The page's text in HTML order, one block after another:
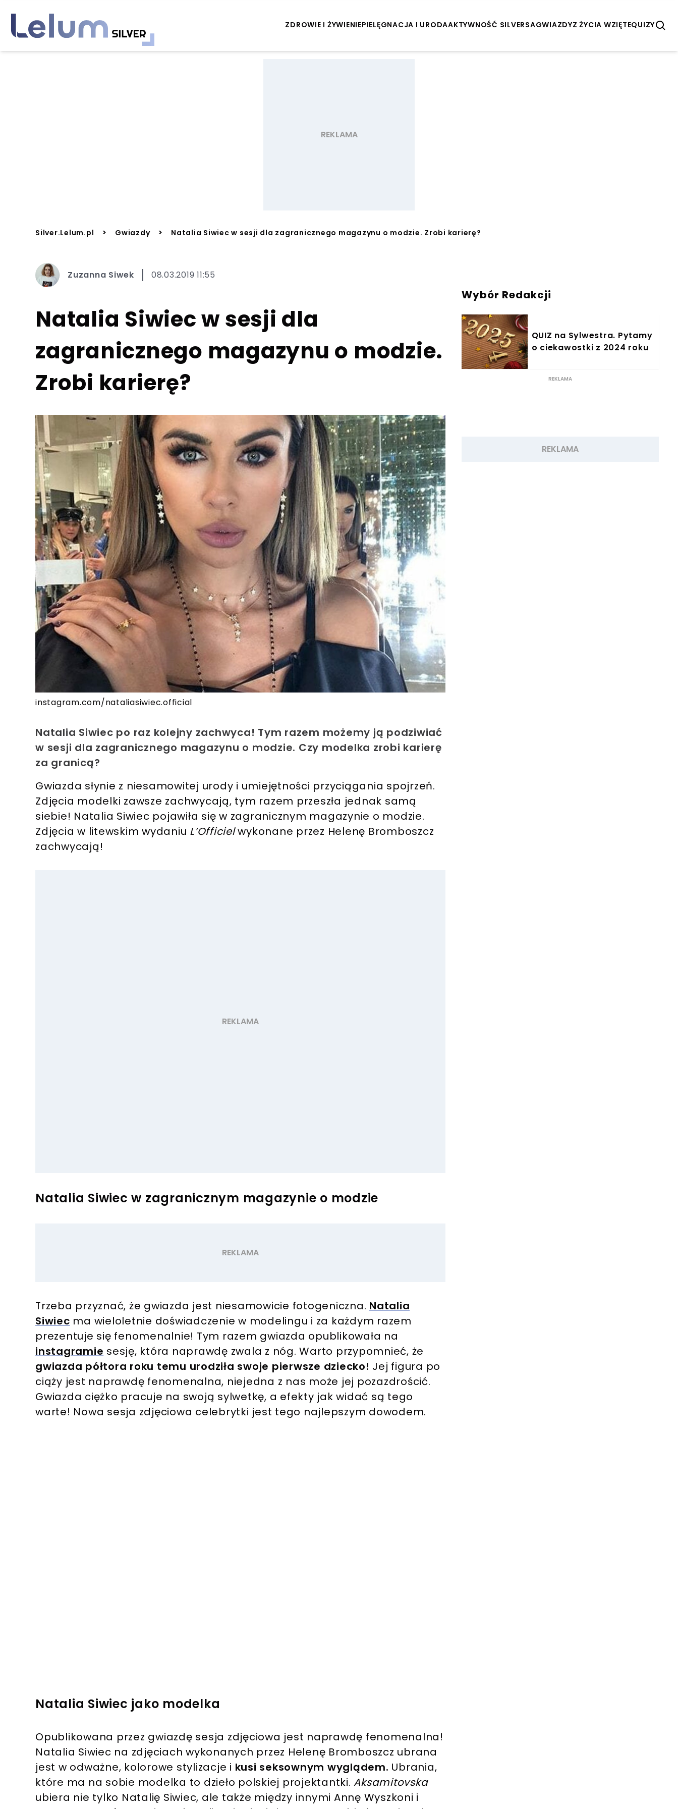
ZDROWIE I ŻYWIENIEPIELĘGNACJA I URODAAKTYWNOŚĆ SILVERSAGWIAZDYZ ŻYCIA WZIĘTEQUIZY
Silver.Lelum.pl > Gwiazdy > Natalia Siwiec w sesji dla zagranicznego magazynu o modzie. Zrobi karierę?
Zuzanna Siwek 08.03.2019 11:55
Natalia Siwiec w sesji dla
zagranicznego magazynu o modzie.
Zrobi karierę?
instagram.com/nataliasiwiec.official
Natalia Siwiec po raz kolejny zachwyca! Tym razem możemy ją podziwiać
w sesji dla zagranicznego magazynu o modzie. Czy modelka zrobi karierę
za granicą?
Gwiazda słynie z niesamowitej urody i umiejętności przyciągania spojrzeń.
Zdjęcia modelki zawsze zachwycają, tym razem przeszła jednak samą
siebie! Natalia Siwiec pojawiła się w zagranicznym magazynie o modzie.
Zdjęcia w litewskim wydaniu L’Officielwykonane przez Helenę Bromboszcz
zachwycają!
Natalia Siwiec w zagranicznym magazynie o modzie
Trzeba przyznać, że gwiazda jest niesamowicie fotogeniczna. Natalia
Siwiec ma wieloletnie doświadczenie w modelingu i za każdym razem
prezentuje się fenomenalnie! Tym razem gwiazda opublikowała na
instagramie sesję, która naprawdę zwala z nóg. Warto przypomnieć, że
gwiazda półtora roku temu urodziła swoje pierwsze dziecko! Jej figura po
ciąży jest naprawdę fenomenalna, niejedna z nas może jej pozazdrościć.
Gwiazda ciężko pracuje na swoją sylwetkę, a efekty jak widać są tego
warte! Nowa sesja zdjęciowa celebrytki jest tego najlepszym dowodem.
Natalia Siwiec jako modelka
Opublikowana przez gwiazdę sesja zdjęciowa jest naprawdę fenomenalna!
Natalia Siwiec na zdjęciach wykonanych przez Helenę Bromboszcz ubrana
jest w odważne, kolorowe stylizacje i kusi seksownym wyglądem. Ubrania,
które ma na sobie modelka to dzieło polskiej projektantki.Aksamitovska
ubiera nie tylko Natalię Siwiec, ale także między innymi Annę Wyszkoni i
Wybór Redakcji
QUIZ na Sylwestra. Pytamy
o ciekawostki z 2024 roku